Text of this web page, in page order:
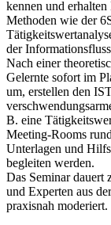
kennen und
Methoden wie der
der
Nach einer
Gelernte sofort im
um, erstellen den
B. eine
Meeting-Rooms
Unterlagen und
begleiten werden.
Das Seminar dauert
und Experten aus
praxisnah moderiert.